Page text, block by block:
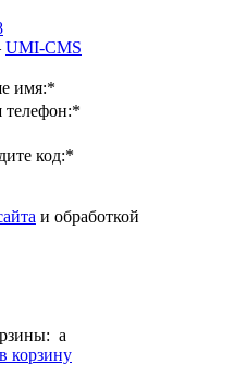
UMI-CMS
имя:*
*
код:*
и обработкой
a
корзину